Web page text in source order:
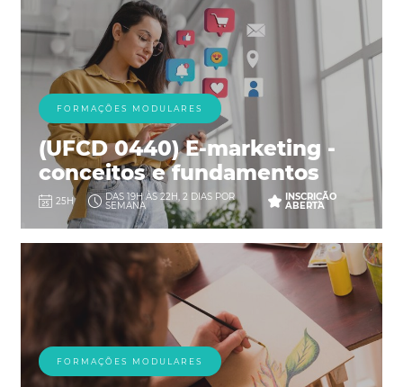
FORMAÇÕES MODULARES
(UFCD 0440) E-marketing -
conceitos e fundamentos
25H DAS 19H ÀS 22H, 2 DIAS POR
SEMANA
INSCRIÇÃO
ABERTA
FORMAÇÕES MODULARES